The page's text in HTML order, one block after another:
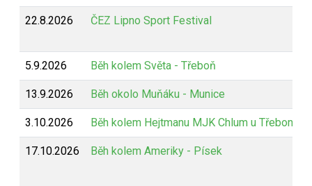
22.8.2026 ČEZ Lipno Sport Festival
5.9.2026 Běh kolem Světa - Třeboň
13.9.2026 Běh okolo Muňáku - Munice
3.10.2026 Běh kolem Hejtmanu MJK Chlum u Třeboně
17.10.2026 Běh kolem Ameriky - Písek